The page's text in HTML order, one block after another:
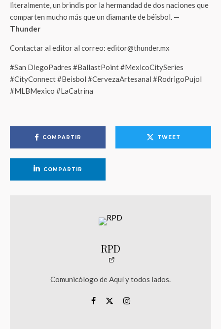
literalmente, un brindis por la hermandad de dos naciones que
comparten mucho más que un diamante de béisbol. —
Thunder
Contactar al editor al correo: editor@thunder.mx
#San DiegoPadres #BallastPoint #MexicoCitySeries
#CityConnect #Beisbol #CervezaArtesanal #RodrigoPujol
#MLBMexico #LaCatrina
COMPARTIR TWEET
COMPARTIR
RPD
Comunicólogo de Aquí y todos lados.